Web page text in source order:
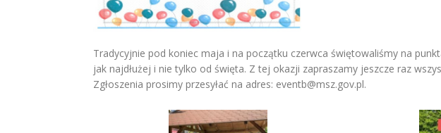
Tradycyjnie pod koniec maja i na początku czerwca świętowaliśmy na
jak najdłużej i nie tylko od święta. Z tej okazji zapraszamy jeszcze raz
Zgłoszenia prosimy przesyłać na adres: eventb@msz.gov.pl.